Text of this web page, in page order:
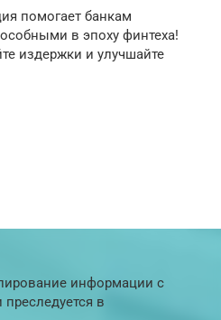
помогает банкам
в эпоху финтеха!
издержки и улучшайте
информации с
преследуется в